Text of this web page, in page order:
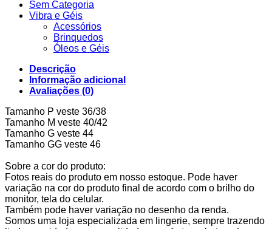
Sem Categoria
Vibra e Géis
Acessórios
Brinquedos
Óleos e Géis
Descrição
Informação adicional
Avaliações (0)
Tamanho P veste 36/38
Tamanho M veste 40/42
Tamanho G veste 44
Tamanho GG veste 46
Sobre a cor do produto:
Fotos reais do produto em nosso estoque. Pode haver
variação na cor do produto final de acordo com o brilho do
monitor, tela do celular.
Também pode haver variação no desenho da renda.
Somos uma loja especializada em lingerie, sempre trazendo